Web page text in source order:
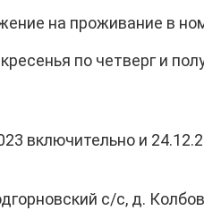
на проживание в
по четверг и
включительно и
с/с, д.